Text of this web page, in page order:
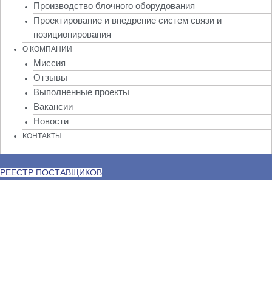
Производство блочного оборудования
Проектирование и внедрение систем связи и
позиционирования
О КОМПАНИИ
Миссия
Отзывы
Выполненные проекты
Вакансии
Новости
КОНТАКТЫ
РЕЕСТР ПОСТАВЩИКОВ